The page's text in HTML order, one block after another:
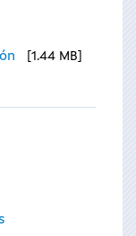
1.44 MB